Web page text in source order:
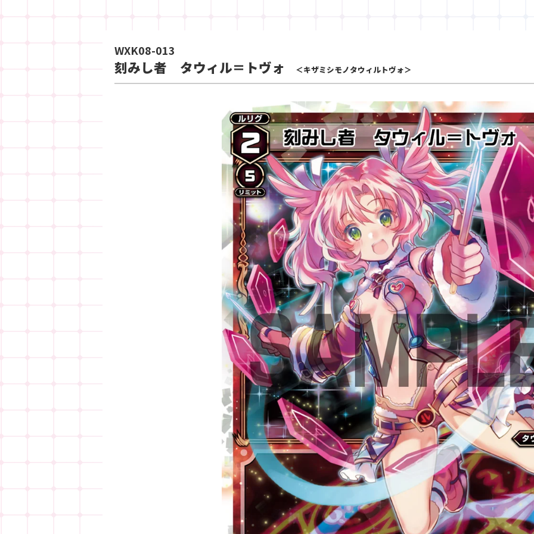
WXK08-013
刻みし者 タウィル＝トヴォ ＜キザミシモノタウィルトヴォ＞